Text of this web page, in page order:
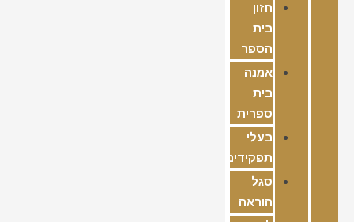
חזון
בית
הספר
אמנה
בית
ספרית
בעלי
תפקידים
סגל
הוראה